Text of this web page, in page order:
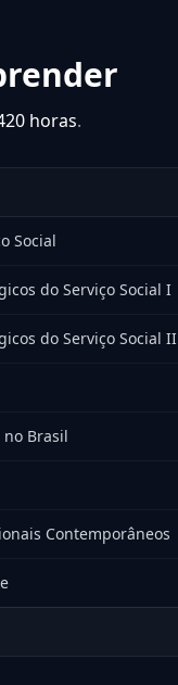
horas.
Social
do Serviço Social I
do Serviço Social II
no Brasil
Contemporâneos